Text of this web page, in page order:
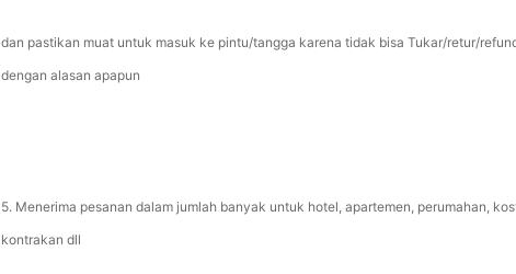
dan pastikan muat untuk masuk ke pintu/tangga karena tidak bisa Tukar/retur/
dengan alasan apapun
5. Menerima pesanan dalam jumlah banyak untuk hotel, apartemen, perumahan,
kontrakan dll